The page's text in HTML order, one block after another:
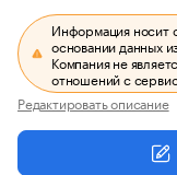
Информация носит
основании данных
Компания не
отношений с
Редактировать описание